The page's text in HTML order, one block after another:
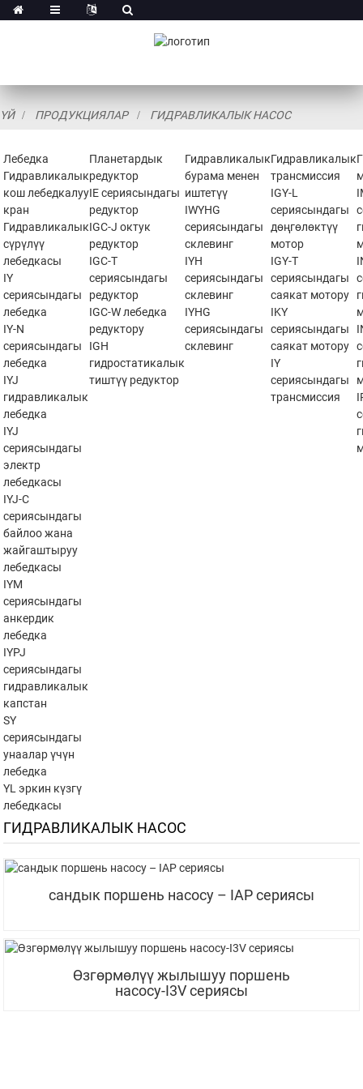
ҮЙ ПРОДУКЦИЯЛАР ГИДРАВЛИКАЛЫК НАСОС
Лебедка
Гидравликалык
кош лебедкалуу
кран
Гидравликалык
сүрүлүү
лебедкасы
IY
сериясындагы
лебедка
IY-N
сериясындагы
лебедка
IYJ
гидравликалык
лебедка
IYJ
сериясындагы
электр
лебедкасы
IYJ-C
сериясындагы
байлоо жана
жайгаштыруу
лебедкасы
IYM
сериясындагы
анкердик
лебедка
IYPJ
сериясындагы
гидравликалык
капстан
SY
сериясындагы
унаалар үчүн
лебедка
YL эркин күзгү
лебедкасы
Планетардык
редуктор
IE сериясындагы
редуктор
IGC-J октук
редуктор
IGC-T
сериясындагы
редуктор
IGC-W лебедка
редуктору
IGH
гидростатикалык
тиштүү редуктор
Гидравликалык
бурама менен
иштетүү
IWYHG
сериясындагы
склевинг
IYH
сериясындагы
склевинг
IYHG
сериясындагы
склевинг
Гидравликалык
трансмиссия
IGY-L
сериясындагы
дөңгөлөктүү
мотор
IGY-T
сериясындагы
саякат мотору
IKY
сериясындагы
саякат мотору
IY
сериясындагы
трансмиссия
ГИДРАВЛИКАЛЫК НАСОС
сандык поршень насосу – IAP сериясы
Өзгөрмөлүү жылышуу поршень
насосу-I3V сериясы